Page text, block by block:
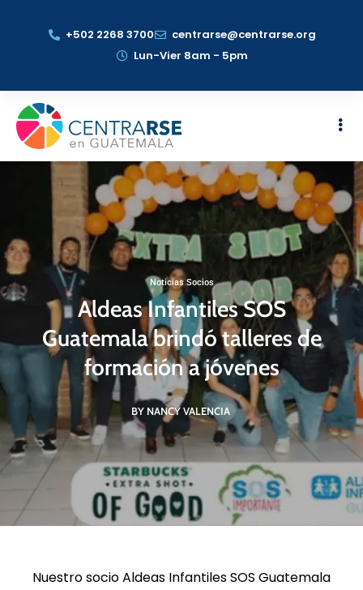
+502 2268 3700
centrarse@centrarse.org
Lun-Vier 8am - 5pm
Noticias Socios
Aldeas Infantiles SOS
Guatemala brindó talleres de
formación a jóvenes
BY NANCY VALENCIA
Nuestro socio Aldeas Infantiles SOS Guatemala